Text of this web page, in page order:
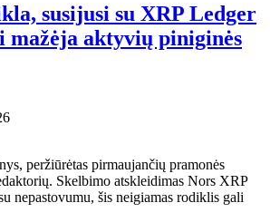
susijusi su XRP Ledger
mažėja aktyvių piniginės
peržiūrėtas pirmaujančių pramonės
Skelbimo atskleidimas Nors XRP
nepastovumu, šis neigiamas rodiklis gali